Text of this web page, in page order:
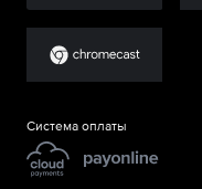
Система оплаты